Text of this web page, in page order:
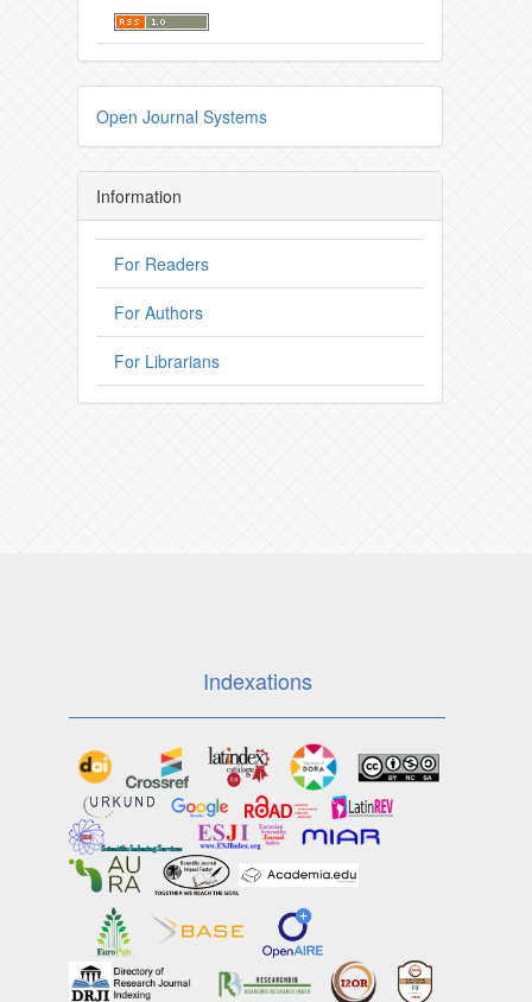
Open Journal Systems
Information
For Readers
For Authors
For Librarians
Indexations